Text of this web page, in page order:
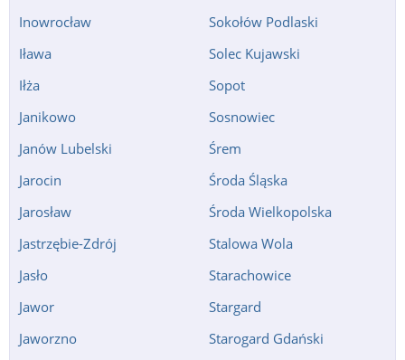
Inowrocław
Iława
Iłża
Janikowo
Janów Lubelski
Jarocin
Jarosław
Jastrzębie-Zdrój
Jasło
Jawor
Jaworzno
Sokołów Podlaski
Solec Kujawski
Sopot
Sosnowiec
Śrem
Środa Śląska
Środa Wielkopolska
Stalowa Wola
Starachowice
Stargard
Starogard Gdański